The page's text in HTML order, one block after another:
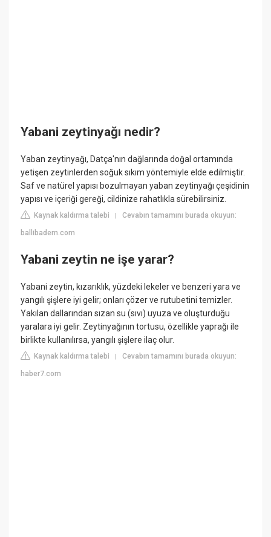
Yabani zeytinyağı nedir?
Yaban zeytinyağı, Datça'nın dağlarında doğal ortamında
yetişen zeytinlerden soğuk sıkım yöntemiyle elde edilmiştir.
Saf ve natürel yapısı bozulmayan yaban zeytinyağı çeşidinin
yapısı ve içeriği gereği, cildinize rahatlıkla sürebilirsiniz.
Kaynak kaldırma talebi |Cevabın tamamını burada okuyun:
ballibadem.com
Yabani zeytin ne işe yarar?
Yabani zeytin, kızarıklık, yüzdeki lekeler ve benzeri yara ve
yangılı şişlere iyi gelir; onları çözer ve rutubetini temizler.
Yakılan dallarından sızan su (sıvı) uyuza ve oluşturduğu
yaralara iyi gelir. Zeytinyağının tortusu, özellikle yaprağı ile
birlikte kullanılırsa, yangılı şişlere ilaç olur.
Kaynak kaldırma talebi |Cevabın tamamını burada okuyun:
haber7.com